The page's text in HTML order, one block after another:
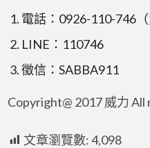
電話：0926-110-746（
LINE：110746
徵信：SABBA911
Copyright@ 2017 威力
文章瀏覽數:4,098